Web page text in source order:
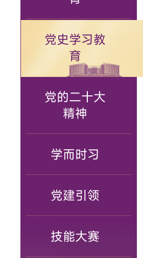
党史学习教
育
党的二十大
精神
学而时习
党建引领
技能大赛